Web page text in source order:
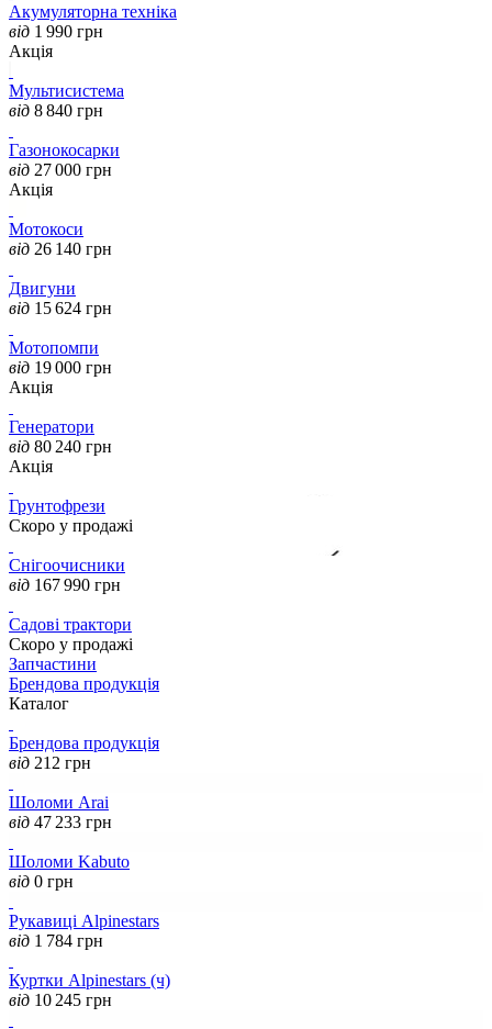
Акумуляторна техніка
від 1 990 грн
Акція
Мультисистема
від 8 840 грн
Газонокосарки
від 27 000 грн
Акція
Мотокоси
від 26 140 грн
Двигуни
від 15 624 грн
Мотопомпи
від 19 000 грн
Акція
Генератори
від 80 240 грн
Акція
Грунтофрези
Скоро у продажі
Снігоочисники
від 167 990 грн
Садові трактори
Скоро у продажі
Запчастини
Брендова продукція
Каталог
Брендова продукція
від 212 грн
Шоломи Arai
від 47 233 грн
Шоломи Kabuto
від 0 грн
Рукавиці Alpinestars
від 1 784 грн
Куртки Alpinestars (ч)
від 10 245 грн